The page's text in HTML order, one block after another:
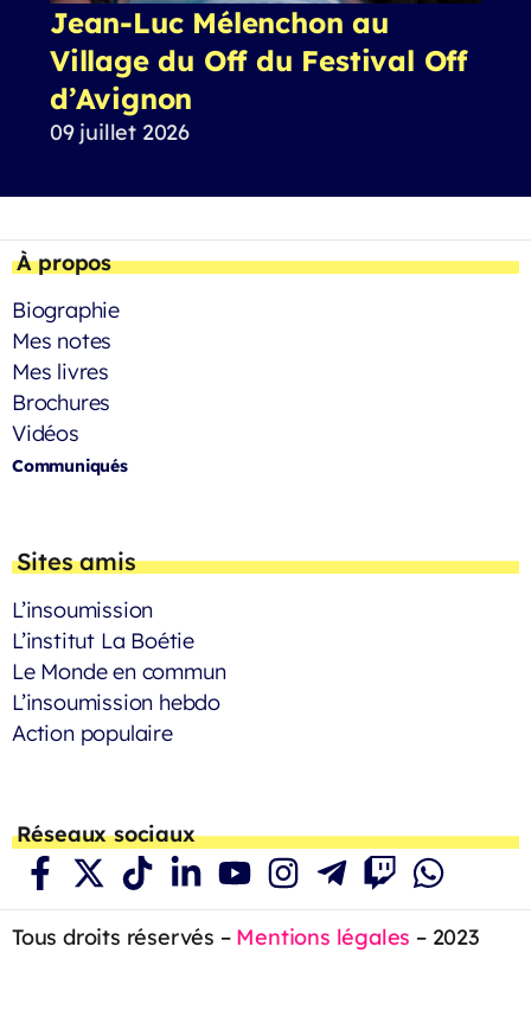
Jean-Luc Mélenchon au
Village du Off du Festival Off
d’Avignon
09 juillet 2026
À propos
Biographie
Mes notes
Mes livres
Brochures
Vidéos
Communiqués
Sites amis
L’insoumission
L’institut La Boétie
Le Monde en commun
L’insoumission hebdo
Action populaire
Réseaux sociaux
Tous droits réservés – Mentions légales – 2023